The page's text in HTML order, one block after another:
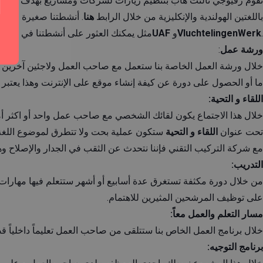
باللغتين الهولندية والإنكليزية من خلال الرابط هنا. أنشطتنا صغيرة
.
VluchtelingenWerkو UAFمثل يمكنك العثور على أنشطتنا في جميع
ورشة عمل:
خلال ورشة العمل الخاصة بنا ستعمل مع صاحب العمل ولاجئين
ما أو الحصول على دورة عن كيفة إنشاء موقع على الإنترنت وهذا
اللقاء و التحية:
خلال هذا الاجتماع يكون لقائك الشخصي مع صاحب عمل واحد أو
تحت عنوان اللقاء و التحية ستكون عملية بحت ولا تتطرق لموضوع
مع شركة التركيب التقني فإننا نتحدث عن الثقب في الجدار
التدريب:
من خلال دورة مكثفة تستغرق عدة أسابيع أو أشهر ستتعلم فيها
على توظيف المرشحين المثيرين للاهتمام.
مسار التعلم والعمل معاً:
خلال برنامج العمل الخاص بنا ستتلقى من صاحب العمل تعليماً
برنامج التوجيه: